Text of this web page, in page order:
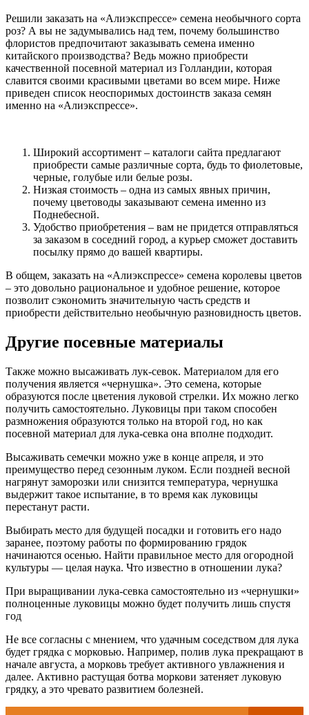
Решили заказать на «Алиэкспрессе» семена необычного сорта
роз? А вы не задумывались над тем, почему большинство
флористов предпочитают заказывать семена именно
китайского производства? Ведь можно приобрести
качественной посевной материал из Голландии, которая
славится своими красивыми цветами во всем мире. Ниже
приведен список неоспоримых достоинств заказа семян
именно на «Алиэкспрессе».
Широкий ассортимент – каталоги сайта предлагают
приобрести самые различные сорта, будь то фиолетовые,
черные, голубые или белые розы.
Низкая стоимость – одна из самых явных причин,
почему цветоводы заказывают семена именно из
Поднебесной.
Удобство приобретения – вам не придется отправляться
за заказом в соседний город, а курьер сможет доставить
посылку прямо до вашей квартиры.
В общем, заказать на «Алиэкспрессе» семена королевы цветов
– это довольно рациональное и удобное решение, которое
позволит сэкономить значительную часть средств и
приобрести действительно необычную разновидность цветов.
Другие посевные материалы
Также можно высаживать лук-севок. Материалом для его
получения является «чернушка». Это семена, которые
образуются после цветения луковой стрелки. Их можно легко
получить самостоятельно. Луковицы при таком способен
размножения образуются только на второй год, но как
посевной материал для лука-севка она вполне подходит.
Высаживать семечки можно уже в конце апреля, и это
преимущество перед сезонным луком. Если поздней весной
нагрянут заморозки или снизится температура, чернушка
выдержит такое испытание, в то время как луковицы
перестанут расти.
Выбирать место для будущей посадки и готовить его надо
заранее, поэтому работы по формированию грядок
начинаются осенью. Найти правильное место для огородной
культуры — целая наука. Что известно в отношении лука?
При выращивании лука-севка самостоятельно из «чернушки»
полноценные луковицы можно будет получить лишь спустя
год
Не все согласны с мнением, что удачным соседством для лука
будет грядка с морковью. Например, полив лука прекращают в
начале августа, а морковь требует активного увлажнения и
далее. Активно растущая ботва моркови затеняет луковую
грядку, а это чревато развитием болезней.